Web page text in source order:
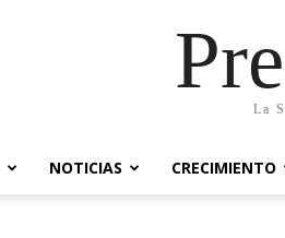
La
NOTICIAS CRECIMIENTO